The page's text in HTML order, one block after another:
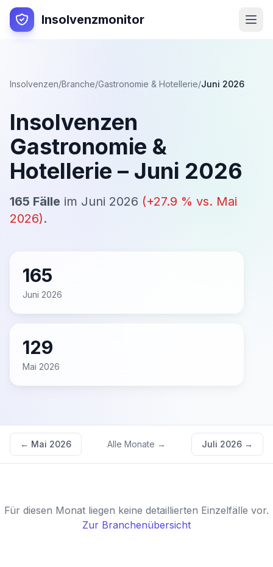
Insolvenzmonitor
Insolvenzen/Branche/Gastronomie & Hotellerie/Juni 2026
Insolvenzen
Gastronomie &
Hotellerie – Juni 2026
165 Fälle im Juni 2026 (+27.9 % vs. Mai
2026).
165
Juni 2026
129
Mai 2026
← Mai 2026 Alle Monate → Juli 2026 →
Für diesen Monat liegen keine detaillierten Einzelfälle vor.
Zur Branchenübersicht